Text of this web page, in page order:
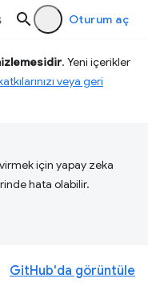
Oturum aç
. Yeni içerikler
veya geri
için yapay zeka
hata olabilir.
GitHub'da görüntüle